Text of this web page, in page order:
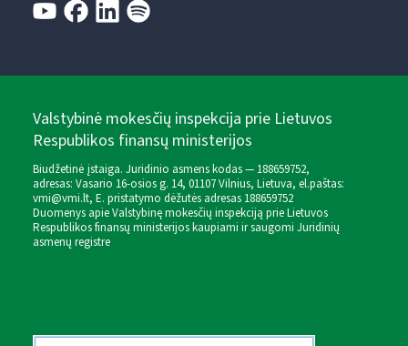
Valstybinė mokesčių inspekcija prie Lietuvos
Respublikos finansų ministerijos
Biudžetinė įstaiga. Juridinio asmens kodas — 188659752,
adresas: Vasario 16-osios g. 14, 01107 Vilnius, Lietuva, el.paštas:
vmi@vmi.lt, E. pristatymo dėžutės adresas 188659752
Duomenys apie Valstybinę mokesčių inspekciją prie Lietuvos
Respublikos finansų ministerijos kaupiami ir saugomi Juridinių
asmenų registre